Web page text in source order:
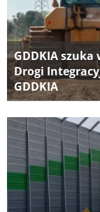
GDDKIA
Drogi
GDDKIA